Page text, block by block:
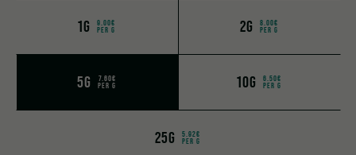
1G
9.00€
PER G
2G
8.00€
PER G
5G
7.60€
PER G
10G
6.50€
PER G
25G
5.92€
PER G